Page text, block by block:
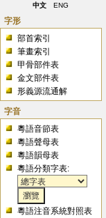
中文 ENG
字形
部首索引
筆畫索引
甲骨部件表
金文部件表
形義源流通解
字音
粵語音節表
粵語聲母表
粵語韻母表
粵語分類字表:
粵語注音系統對照表